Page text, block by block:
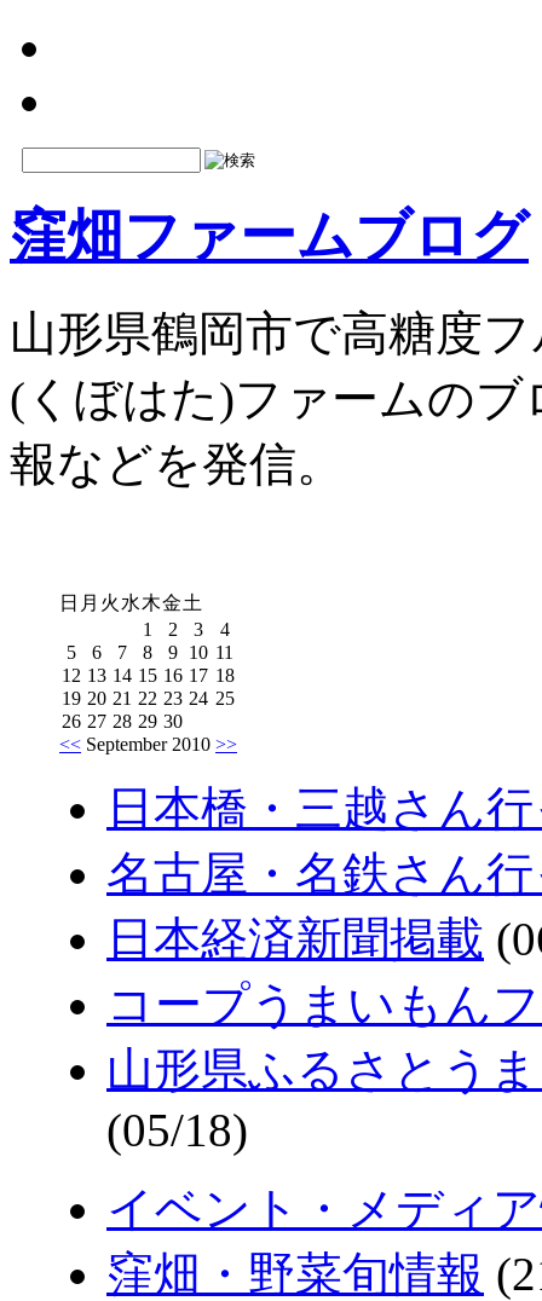
窪畑ファームブログ
山形県鶴岡市で高糖度
(くぼはた)ファームの
報などを発信。
日 月 火 水木金土
1
2 3
4
5
6 7 8 9 10 11
12 13 14 15 16 17 18
19 20 21 22 23 24 25
26 27 28 29 30
<< September 2010 >>
日本橋・三越さん
名古屋・名鉄さん
日本経済新聞掲載
コープうまいもん
山形県ふるさとう
(05/18)
イベント・メディ
窪畑・野菜旬情報